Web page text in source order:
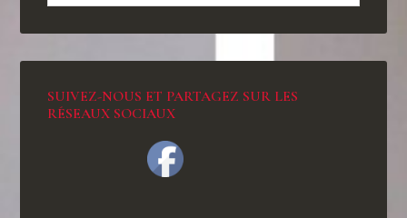
SUIVEZ-NOUS ET PARTAGEZ SUR LES
RÉSEAUX SOCIAUX